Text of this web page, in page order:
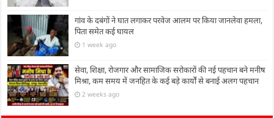
गांव के दबंगों ने घात लगाकर परवेज आलम पर किया जानलेवा हमला,
पिता समेत कई घायल
1 week ago
सेवा, शिक्षा, रोजगार और सामाजिक सरोकारों की नई पहचान बने मनीष
मिश्रा, कम समय में जनहित के कई बड़े कार्यों से बनाई अलग पहचान
2 weeks ago